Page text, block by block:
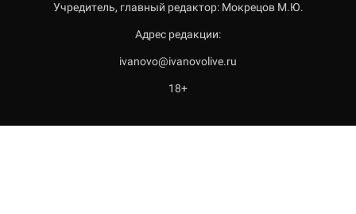
Учредитель, главный редактор: Мокрецов М.Ю.
Адрес редакции:
ivanovo@ivanovolive.ru
18+